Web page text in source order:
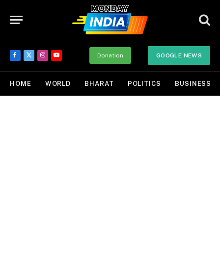
Facebook
X
(Twitter)
Instagram
YouTube
Donation GOOGLE NEWS
HOME WORLD BHARAT POLITICS BUSINESS